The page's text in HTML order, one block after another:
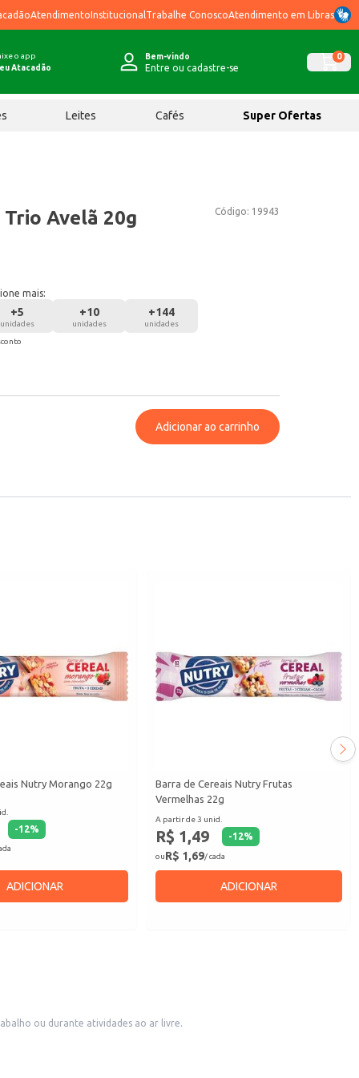
AtendimentoInstitucional Trabalhe ConoscoAtendimento em Libras
o app
Atacadão
Bem-vindo
Entre ou cadastre-se
0
Leites Cafés Super Ofertas
Código: 19943
Avelã 20g
mais:
+5
unidades
+10
unidades
+144
unidades
Adicionar ao carrinho
Nutry Morango 22g
-12%
ADICIONAR
Barra de Cereais Nutry Frutas
Vermelhas 22g
A partir de 3 unid.
R$ 1,49 -12%
ouR$ 1,69/ cada
ADICIONAR
ou durante atividades ao ar livre.